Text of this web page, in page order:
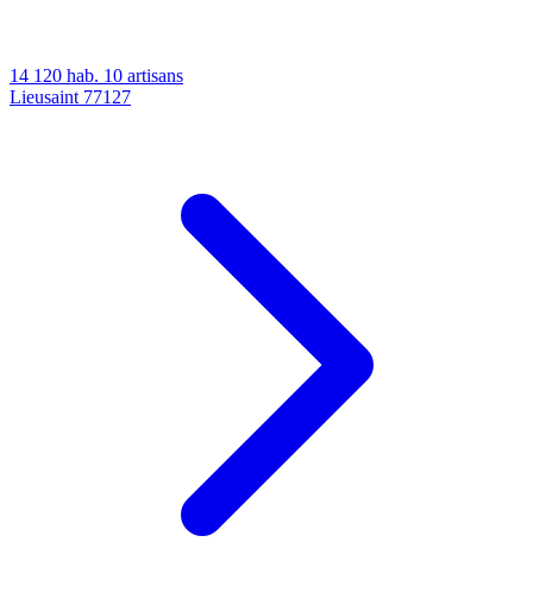
14 120 hab. 10 artisans
Lieusaint 77127